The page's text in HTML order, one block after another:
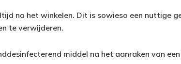
na het winkelen. Dit is sowieso een nuttige
te verwijderen.
middel na het aanraken van